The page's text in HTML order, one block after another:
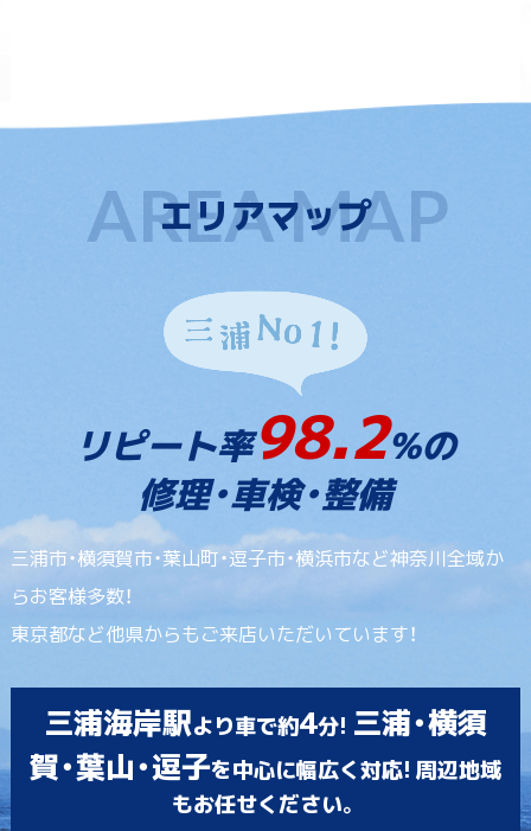
エリアマップ
リピート率98.2%の
修理・車検・整備
三浦市・横須賀市・葉山町・逗子市・横浜市など神奈川全域か
らお客様多数！
東京都など他県からもご来店いただいています！
三浦海岸駅より車で約4分! 三浦・横須
賀・葉山・逗子を中心に幅広く対応! 周辺地域
もお任せください。